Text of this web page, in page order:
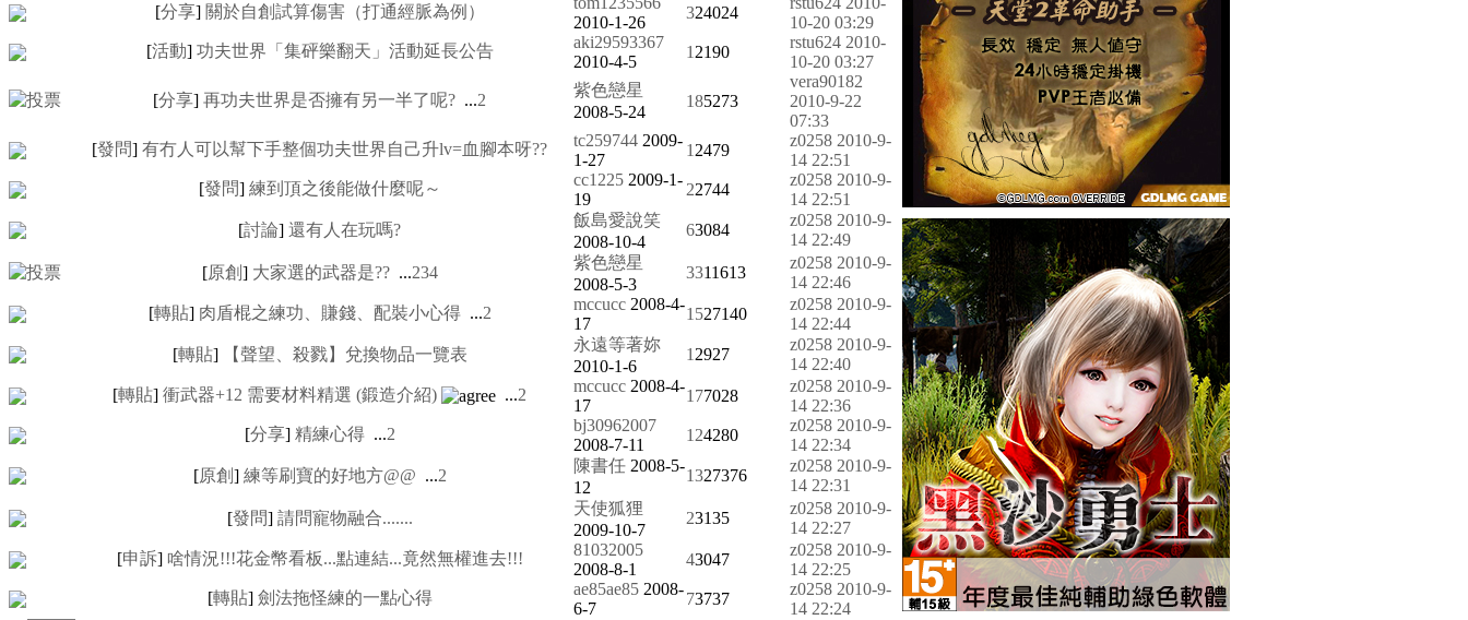
[分享] 關於自創試算傷害（打通經脈為例）
2010-1-26
324024
10-20 03:29
[活動] 功夫世界「集砰樂翻天」活動延長公告
aki29593367
2010-4-5
1 2190
rstu624 2010-
10-20 03:27
[分享] 再功夫世界是否擁有另一半了呢? ...2
紫色戀星
2008-5-24
185273
vera90182
2010-9-22
07:33
[發問] 有冇人可以幫下手整個功夫世界自己升lv=血腳本呀?? tc259744 2009-
1-27
1 2479
z0258 2010-9-
14 22:51
[發問] 練到頂之後能做什麼呢～ cc1225 2009-1-
19
22744
z0258 2010-9-
14 22:51
[討論] 還有人在玩嗎?
飯島愛說笑
2008-10-4
63084
z0258 2010-9-
14 22:49
[原創] 大家選的武器是?? ...234
紫色戀星
2008-5-3
3311613
z0258 2010-9-
14 22:46
[轉貼] 肉盾棍之練功、賺錢、配裝小心得 ...2 mccucc 2008-4-
17
1527140
z0258 2010-9-
14 22:44
[轉貼] 【聲望、殺戮】兌換物品一覽表
永遠等著妳
2010-1-6
1 2927
z0258 2010-9-
14 22:40
[轉貼] 衝武器+12 需要材料精選 (鍛造介紹) ...2 mccucc 2008-4-
17
177028
z0258 2010-9-
14 22:36
[分享] 精練心得 ...2
bj30962007
2008-7-11
124280
z0258 2010-9-
14 22:34
[原創] 練等刷寶的好地方@@ ...2
陳書任 2008-5-
12
1327376
z0258 2010-9-
14 22:31
[發問] 請問寵物融合.......
天使狐狸
2009-10-7
23135
z0258 2010-9-
14 22:27
[申訴] 啥情況!!!花金幣看板...點連結...竟然無權進去!!!
81032005
2008-8-1
43047
z0258 2010-9-
14 22:25
[轉貼] 劍法拖怪練的一點心得 ae85ae85 2008-
6-7
73737
z0258 2010-9-
14 22:24